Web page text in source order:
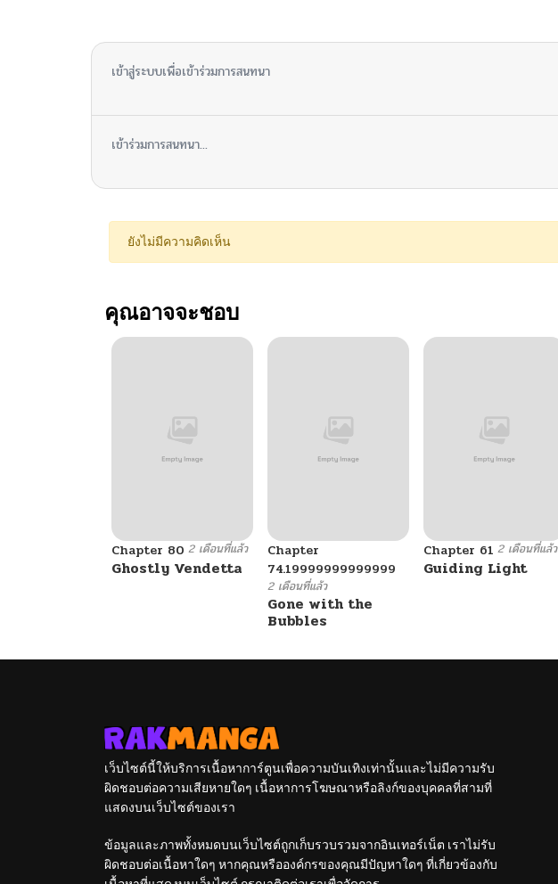
เข้าสู่ระบบเพื่อเข้าร่วมการสนทนา
เข้าร่วมการสนทนา...
ยังไม่มีความคิดเห็น
คุณอาจจะชอบ
Chapter 80 2 เดือนที่แล้ว
Ghostly Vendetta
Chapter
74.19999999999999
2 เดือนที่แล้ว
Gone with the
Bubbles
Chapter 61 2 เดือนที่แล้ว
Guiding Light
เว็บไซต์นี้ให้บริการเนื้อหาการ์ตูนเพื่อความบันเทิงเท่านั้นและไม่มีความรับ
ผิดชอบต่อความเสียหายใดๆ เนื้อหาการโฆษณาหรือลิงก์ของบุคคลที่สามที่
แสดงบนเว็บไซต์ของเรา
ข้อมูลและภาพทั้งหมดบนเว็บไซต์ถูกเก็บรวบรวมจากอินเทอร์เน็ต เราไม่รับ
ผิดชอบต่อเนื้อหาใดๆ หากคุณหรือองค์กรของคุณมีปัญหาใดๆ ที่เกี่ยวข้องกับ